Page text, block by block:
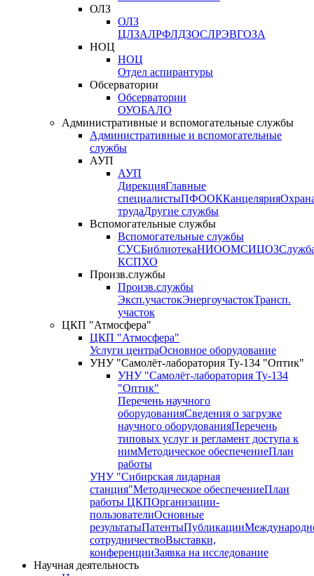
ОЛЗ
ОЛЗ
ЦЛЗАЛРФЛДЗОСЛРЭВГОЗА
НОЦ
НОЦ
Отдел аспирантуры
Обсерватории
Обсерватории
ОУОБАЛО
Административные и вспомогательные службы
Административные и вспомогательные
службы
АУП
АУП
ДирекцияГлавные
специалистыПФООККанцелярия
трудаДругие службы
Вспомогательные службы
Вспомогательные службы
СУСБиблиотекаНИООМСИЦОЗ
КСПХО
Произв.службы
Произв.службы
Эксп.участокЭнергоучастокТрансп.
участок
ЦКП "Атмосфера"
ЦКП "Атмосфера"
Услуги центраОсновное оборудование
УНУ "Самолёт-лаборатория Ту-134 "Оптик"
УНУ "Самолёт-лаборатория Ту-134
"Оптик"
Перечень научного
оборудованияСведения о загрузке
научного оборудованияПеречень
типовых услуг и регламент доступа к
нимМетодическое обеспечениеПлан
работы
УНУ "Сибирская лидарная
станция"Методическое обеспечениеПлан
работы ЦКПОрганизации-
пользователиОсновные
результатыПатентыПубликации
сотрудничествоВыставки,
конференцииЗаявка на исследование
Научная деятельность